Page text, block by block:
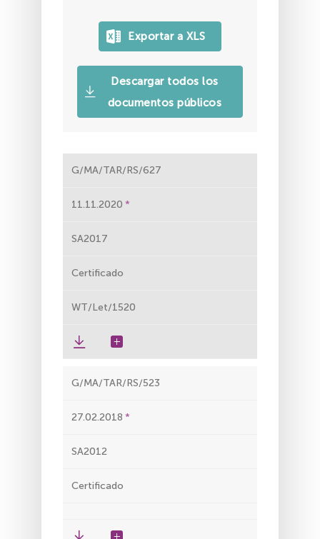
Descargar todos los
documentos públicos
G/MA/TAR/RS/627
11.11.2020
SA2017
Certificado
WT/Let/1520
G/MA/TAR/RS/523
27.02.2018
SA2012
Certificado